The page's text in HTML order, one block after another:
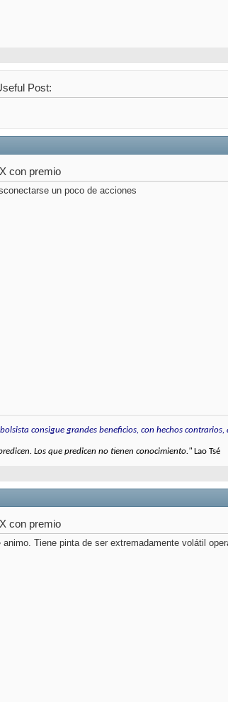
Post:
con premio
un poco de acciones
consigue grandes beneficios, con hechos
Los que predicen no tienen conocimiento." Lao Tsé
con premio
Tiene pinta de ser extremadamente volátil